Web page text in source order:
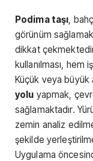
Podima taşı ,
görünüm
dikkat
kullanılması, hem
Küçük veya büyük
yolu yapmak,
sağlamaktadır.
zemin analiz
şekilde
Uygulama